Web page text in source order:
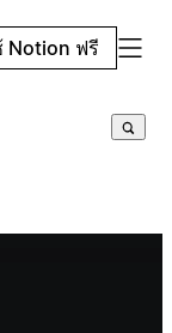
Notion ฟรี